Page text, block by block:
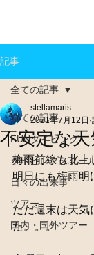
記事
全ての記事
FUNダイビング
ダイビングスクー
日々の出来事
ツアー
国内・国外ツアー
全ての記事
不安定な天
stellamaris
2021年7月12日
梅雨前線も北上
明日にも梅雨明
ただ週末は天気
た。。。